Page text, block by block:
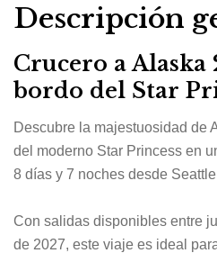
Descripción
Crucero a Alaska
bordo del Star
Descubre la majestuosidad de
del moderno Star Princess en
8 días y 7 noches desde Seattle
Con salidas disponibles entre
de 2027, este viaje es ideal